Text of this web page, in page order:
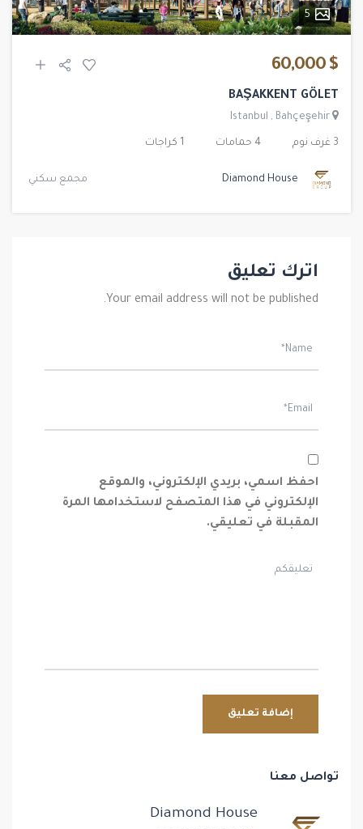
5
$ 60,000
BAŞAKKENT GÖLET
Istanbul , Bahçeşehir
3 غرف نوم 4 حمامات 1 كراجات
Diamond House مجمع سكني
اترك تعليق
Your email address will not be published.
احفظ اسمي، بريدي الإلكتروني، والموقع
الإلكتروني في هذا المتصفح لاستخدامها المرة
المقبلة في تعليقي.
تواصل معنا
Diamond House